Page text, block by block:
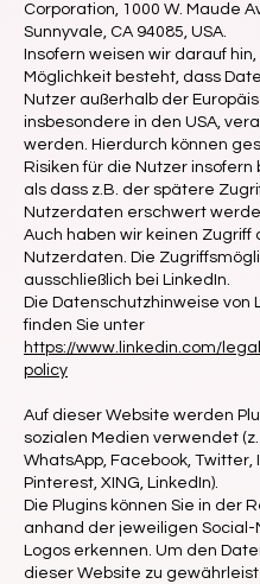
Corporation, 1000 W. Maude
Sunnyvale, CA 94085, USA.
Insofern weisen wir darauf
Möglichkeit besteht, dass
Nutzer außerhalb der
insbesondere in den USA,
werden. Hierdurch können
Risiken für die Nutzer insofern
als dass z.B. der spätere
Nutzerdaten erschwert
Auch haben wir keinen Zugriff
Nutzerdaten. Die
ausschließlich bei LinkedIn.
Die Datenschutzhinweise von
finden Sie unter
https://www.linkedin.com/
policy
Auf dieser Website werden
sozialen Medien verwendet (z.
WhatsApp, Facebook, Twitter,
Pinterest, XING, LinkedIn).
Die Plugins können Sie in der
anhand der jeweiligen Social-
Logos erkennen. Um den
dieser Website zu